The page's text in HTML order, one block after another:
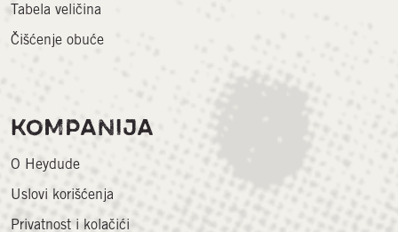
Tabela veličina
Čišćenje obuće
KOMPANIJA
O Heydude
Uslovi korišćenja
Privatnost i kolačići